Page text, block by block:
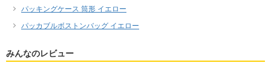
パッキングケース 筒形 イエロー
パッカブルボストンバッグ イエロー
みんなのレビュー